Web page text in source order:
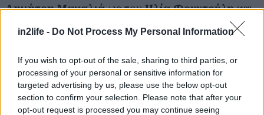
in2life - Do Not Process My Personal Information
If you wish to opt-out of the sale, sharing to third parties, or
processing of your personal or sensitive information for
targeted advertising by us, please use the below opt-out
section to confirm your selection. Please note that after your
opt-out request is processed you may continue seeing
Δημήτρη Μακαλιάως τονΗλία Φουντούληκαι
τον Φάνη Λαμπρόπουλο – και το εγχώριο star
Τζένη Μελιτά
τον Κωστόπουλο
Ακόμα και αν δεν βρεθείς να ξεκαρδίζεσαι
μπροστά στην οθόνη, οι Κακές Ιδέες θα είναι